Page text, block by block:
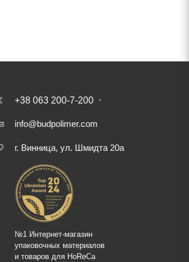
+38 063 200-7-200
info@budpolimer.com
г. Винница, ул. Шмидта 20а
№1 Интернет-магазин
упаковочных материалов
и товаров для HoReCa